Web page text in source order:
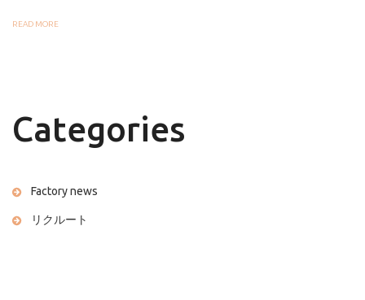
READ MORE
Categories
Factory news
リクルート